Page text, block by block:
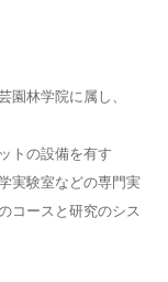
園林学院に属し、
トの設備を有す
実験室などの専門実
コースと研究のシス